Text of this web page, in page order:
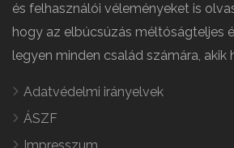
és felhasználói véleményeket is
hogy az elbúcsúzás méltóságteljes
legyen minden család számára, akik
Adatvédelmi irányelvek
ÁSZF